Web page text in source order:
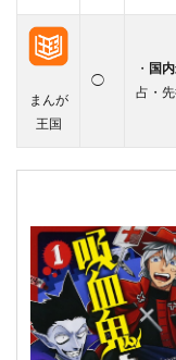
まんが
王国
◯
・ 国
占・